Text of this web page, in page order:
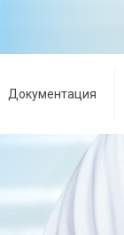
Документация